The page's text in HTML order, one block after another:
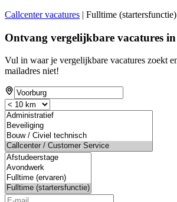
Callcenter vacatures | Fulltime
Ontvang vergelijkbare vacatures
Vul in waar je vergelijkbare vacatures zoekt
mailadres niet!